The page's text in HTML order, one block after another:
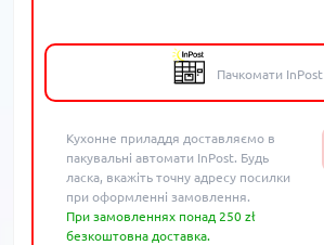
Пачкомати InPost
Кухонне приладдя доставляємо в
пакувальні автомати InPost. Будь
ласка, вкажіть точну адресу посилки
при оформленні замовлення.
При замовленнях понад 250 zł
безкоштовна доставка.